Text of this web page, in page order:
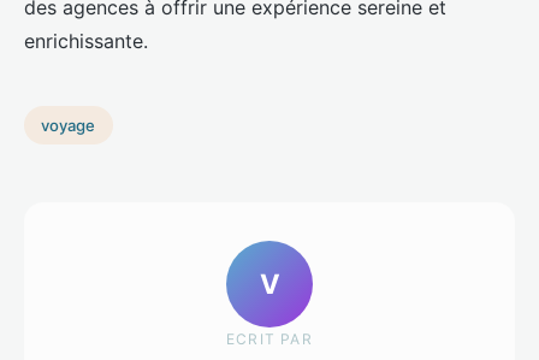
des agences à offrir une expérience sereine et
enrichissante.
voyage
V
ECRIT PAR